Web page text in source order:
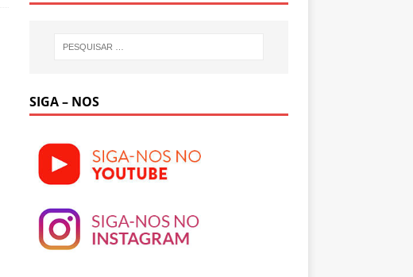
SIGA – NOS